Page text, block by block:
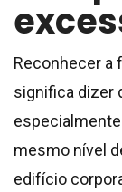
Reconhecer a
significa dizer
mesmo nível
edifício